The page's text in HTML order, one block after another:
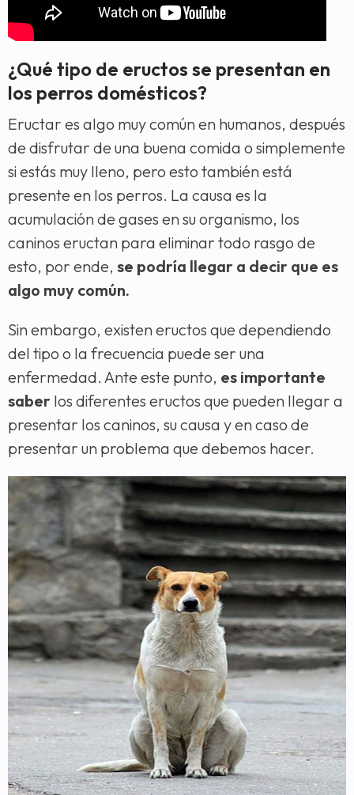
¿Qué tipo de eructos se presentan en
los perros domésticos?
Eructar es algo muy común en humanos, después
de disfrutar de una buena comida o simplemente
si estás muy lleno, pero esto también está
presente en los perros. La causa es la
acumulación de gases en su organismo, los
caninos eructan para eliminar todo rasgo de
esto, por ende, se podría llegar a decir que es
algo muy común.
Sin embargo, existen eructos que dependiendo
del tipo o la frecuencia puede ser una
enfermedad. Ante este punto, es importante
saber los diferentes eructos que pueden llegar a
presentar los caninos, su causa y en caso de
presentar un problema que debemos hacer.